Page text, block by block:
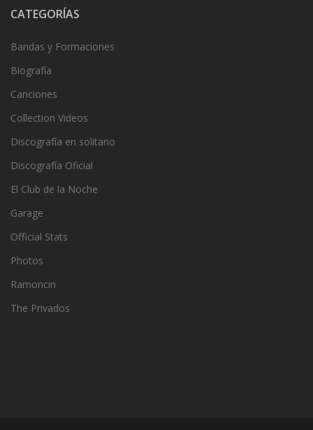
CATEGORÍAS
Bandas y Formaciones
Biografía
Canciones
Collection Videos
Discografía en solitario
Discografía Oficial
El Club de la Noche
Garage
Official Stats
Photos
Ramoncin
The Privados